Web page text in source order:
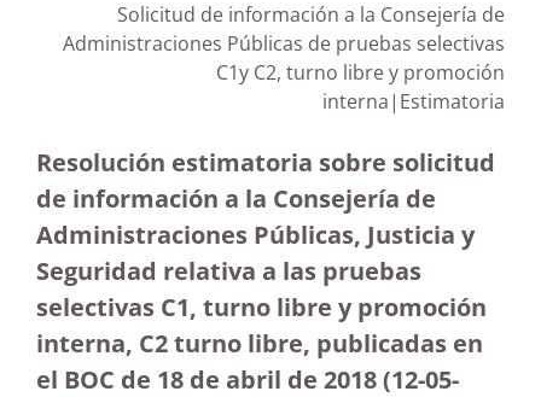
Solicitud de información a la Consejería de
Administraciones Públicas de pruebas selectivas
C1y C2, turno libre y promoción
interna|Estimatoria
Resolución estimatoria sobre solicitud
de información a la Consejería de
Administraciones Públicas, Justicia y
Seguridad relativa a las pruebas
selectivas C1, turno libre y promoción
interna, C2 turno libre, publicadas en
el BOC de 18 de abril de 2018(12-05-